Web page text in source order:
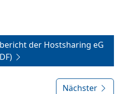
der Hostsharing eG
Nächster